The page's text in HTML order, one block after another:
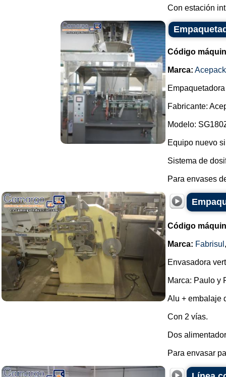
Con estación
Código
Marca: Acepack
Fabricante:
Modelo:
Equipo nuevo
Sistema de
Para envases
Código
Marca: Fabrisul
Envasadora
Marca: Paulo y
Alu + embalaje
Con 2 vías.
Dos
Para envasar